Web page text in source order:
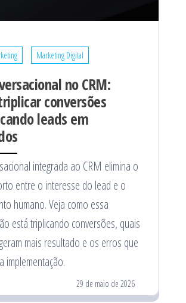
Marketing Digital
no CRM:
conversões
leads em
integrada ao CRM elimina o
entre o interesse do lead e o
humano. Veja como essa
está triplicando conversões, quais
mais resultado e os erros que
implementação.
29 de maio de 2026